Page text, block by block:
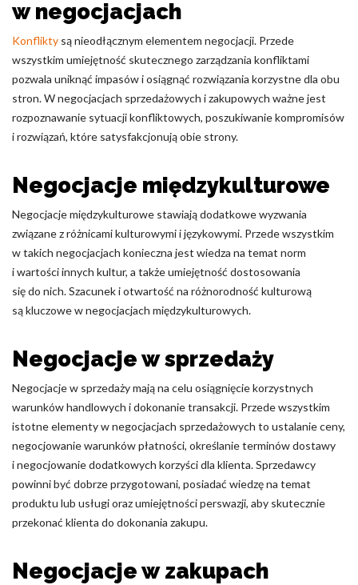
w negocjacjach
Konflikty są nieodłącznym elementem negocjacji. Przede
wszystkim umiejętność skutecznego zarządzania konfliktami
pozwala uniknąć impasów i osiągnąć rozwiązania korzystne dla obu
stron. W negocjacjach sprzedażowych i zakupowych ważne jest
rozpoznawanie sytuacji konfliktowych, poszukiwanie kompromisów
i rozwiązań, które satysfakcjonują obie strony.
Negocjacje międzykulturowe
Negocjacje międzykulturowe stawiają dodatkowe wyzwania
związane z różnicami kulturowymi i językowymi. Przede wszystkim
w takich negocjacjach konieczna jest wiedza na temat norm
i wartości innych kultur, a także umiejętność dostosowania
się do nich. Szacunek i otwartość na różnorodność kulturową
są kluczowe w negocjacjach międzykulturowych.
Negocjacje w sprzedaży
Negocjacje w sprzedaży mają na celu osiągnięcie korzystnych
warunków handlowych i dokonanie transakcji. Przede wszystkim
istotne elementy w negocjacjach sprzedażowych to ustalanie ceny,
negocjowanie warunków płatności, określanie terminów dostawy
i negocjowanie dodatkowych korzyści dla klienta. Sprzedawcy
powinni być dobrze przygotowani, posiadać wiedzę na temat
produktu lub usługi oraz umiejętności perswazji, aby skutecznie
przekonać klienta do dokonania zakupu.
Negocjacje w zakupach